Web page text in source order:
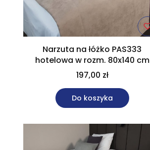
Narzuta na łóżko PAS333
hotelowa w rozm. 80x140 cm
197,00 zł
Do koszyka